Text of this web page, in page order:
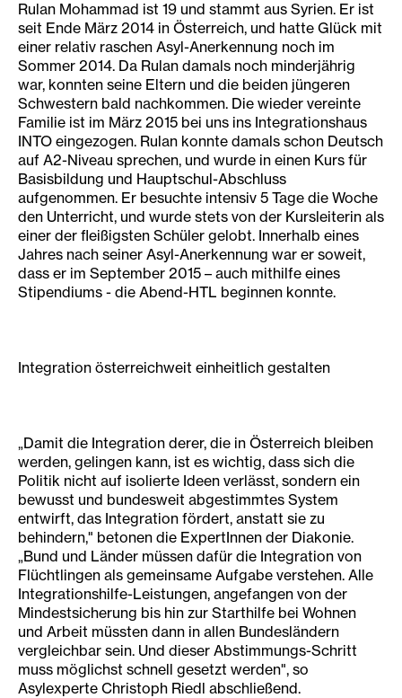
Rulan Mohammad ist 19 und stammt aus Syrien. Er ist
seit Ende März 2014 in Österreich, und hatte Glück mit
einer relativ raschen Asyl-Anerkennung noch im
Sommer 2014. Da Rulan damals noch minderjährig
war, konnten seine Eltern und die beiden jüngeren
Schwestern bald nachkommen. Die wieder vereinte
Familie ist im März 2015 bei uns ins Integrationshaus
INTO eingezogen. Rulan konnte damals schon Deutsch
auf A2-Niveau sprechen, und wurde in einen Kurs für
Basisbildung und Hauptschul-Abschluss
aufgenommen. Er besuchte intensiv 5 Tage die Woche
den Unterricht, und wurde stets von der Kursleiterin als
einer der fleißigsten Schüler gelobt. Innerhalb eines
Jahres nach seiner Asyl-Anerkennung war er soweit,
dass er im September 2015 – auch mithilfe eines
Stipendiums - die Abend-HTL beginnen konnte.
Integration österreichweit einheitlich gestalten
„Damit die Integration derer, die in Österreich bleiben
werden, gelingen kann, ist es wichtig, dass sich die
Politik nicht auf isolierte Ideen verlässt, sondern ein
bewusst und bundesweit abgestimmtes System
entwirft, das Integration fördert, anstatt sie zu
behindern," betonen die ExpertInnen der Diakonie.
„Bund und Länder müssen dafür die Integration von
Flüchtlingen als gemeinsame Aufgabe verstehen. Alle
Integrationshilfe-Leistungen, angefangen von der
Mindestsicherung bis hin zur Starthilfe bei Wohnen
und Arbeit müssten dann in allen Bundesländern
vergleichbar sein. Und dieser Abstimmungs-Schritt
muss möglichst schnell gesetzt werden", so
Asylexperte Christoph Riedl abschließend.